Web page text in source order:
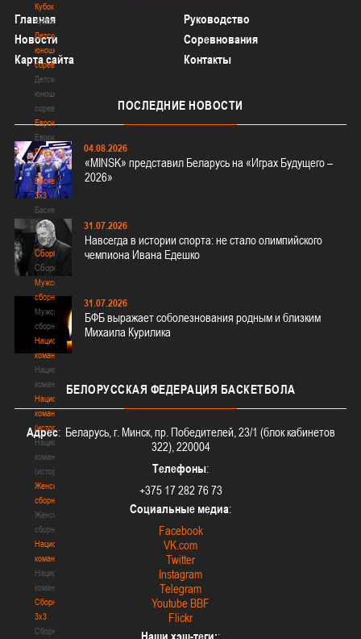
Кубок
Кубок
Детско-
юношеские
соревнования
Детско-
юношеские
соревнования
Еврокубки
Еврокубки
Разное
Разное
Баскетбол
3х3
Баскетбол
3х3
Лого[modid=121]
Сборные
Сборные
Мужские
сборные
Мужские
сборные
Национальная
команда
Национальная
команда
Национальная
команда
(история)
Национальная
команда
(история)
Женские
сборные
Женские
сборные
Национальная
команда
Национальная
команда
Сборные
3х3
Сборные
Главная
Руководство
Новости
Соревнования
Карта сайта
Контакты
ПОСЛЕДНИЕ НОВОСТИ
04.08.2026
«MINSK» представил Беларусь на «Играх Будущего –
2026»
31.07.2026
Навсегда в истории спорта: не стало олимпийского
чемпиона Ивана Едешко
31.07.2026
БФБ выражает соболезнования родным и близким
Михаила Курилика
БЕЛОРУССКАЯ ФЕДЕРАЦИЯ БАСКЕТБОЛА
Адрес: Беларусь, г. Минск, пр. Победителей, 23/1 (блок кабинетов
322), 220004
Телефоны:
+375 17 282 76 73
Социальные медиа:
Facebook
VK.com
Twitter
Instagram
Telegram
Youtube BBF
Flickr
Наши хэш-теги::